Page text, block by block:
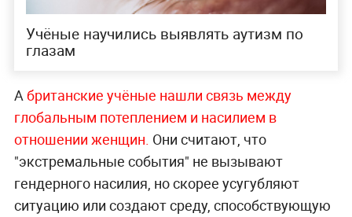
Учёные научились выявлять аутизм по
глазам
Абританские учёные нашли связь между
глобальным потеплением и насилием в
отношении женщин. Они считают, что
"экстремальные события" не вызывают
гендерного насилия, но скорее усугубляют
ситуацию или создают среду, способствующую